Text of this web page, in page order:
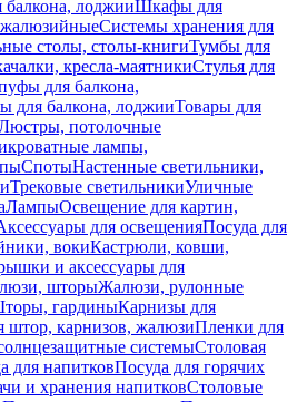
балкона, лоджииШкафы для
Системы хранения для
столы, столы-книгиТумбы для
кресла-маятникиСтулья для
для балкона,
для балкона, лоджииТовары для
потолочные
лампы,
СпотыНастенные светильники,
Трековые светильникиУличные
ЛампыОсвещение для картин,
для освещенияПосуда для
вокиКастрюли, ковши,
и аксессуары для
шторыЖалюзи, рулонные
гардиныКарнизы для
карнизов, жалюзиПленки для
системыСтоловая
для напитковПосуда для горячих
и хранения напитковСтоловые